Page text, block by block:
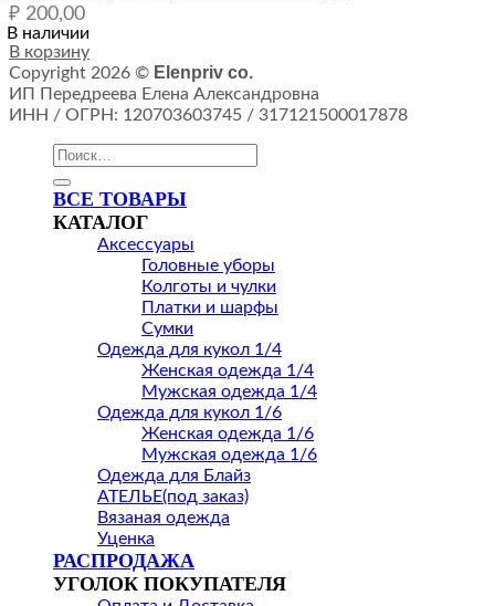
₽ 200,00
В наличии
В корзину
Copyright 2026 © Elenpriv co.
ИП Передреева Елена Александровна
ИНН / ОГРН: 120703603745 / 317121500017878
Искать:
ВСЕ ТОВАРЫ
КАТАЛОГ
Аксессуары
Головные уборы
Колготы и чулки
Платки и шарфы
Сумки
Одежда для кукол 1/4
Женская одежда 1/4
Мужская одежда 1/4
Одежда для кукол 1/6
Женская одежда 1/6
Мужская одежда 1/6
Одежда для Блайз
АТЕЛЬЕ(под заказ)
Вязаная одежда
Уценка
РАСПРОДАЖА
УГОЛОК ПОКУПАТЕЛЯ